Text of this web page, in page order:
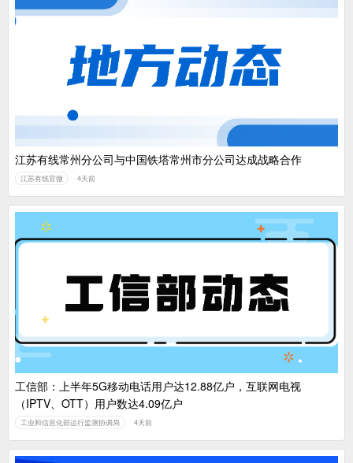
江苏有线常州分公司与中国铁塔常州市分公司达成战略合作
江苏有线官微 4天前
工信部：上半年5G移动电话用户达12.88亿户，互联网电视
（IPTV、OTT）用户数达4.09亿户
工业和信息化部运行监测协调局 4天前